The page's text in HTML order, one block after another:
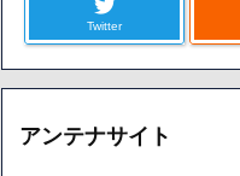
Twitter
アンテナサイト